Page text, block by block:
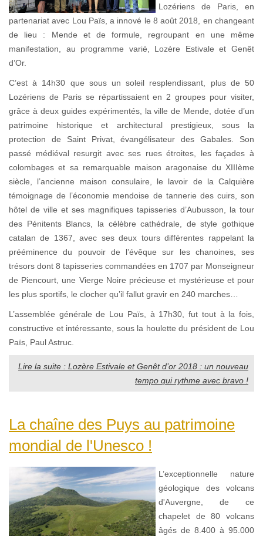
Lozériens de Paris, en
partenariat avec Lou Païs, a innové le 8 août 2018, en changeant
de lieu : Mende et de formule, regroupant en une même
manifestation, au programme varié, Lozère Estivale et Genêt
d’Or.
C’est à 14h30 que sous un soleil resplendissant, plus de 50
Lozériens de Paris se répartissaient en 2 groupes pour visiter,
grâce à deux guides expérimentés, la ville de Mende, dotée d’un
patrimoine historique et architectural prestigieux, sous la
protection de Saint Privat, évangélisateur des Gabales. Son
passé médiéval resurgit avec ses rues étroites, les façades à
colombages et sa remarquable maison aragonaise du XIIIème
siècle, l’ancienne maison consulaire, le lavoir de la Calquière
témoignage de l’économie mendoise de tannerie des cuirs, son
hôtel de ville et ses magnifiques tapisseries d’Aubusson, la tour
des Pénitents Blancs, la célèbre cathédrale, de style gothique
catalan de 1367, avec ses deux tours différentes rappelant la
prééminence du pouvoir de l’évêque sur les chanoines, ses
trésors dont 8 tapisseries commandées en 1707 par Monseigneur
de Piencourt, une Vierge Noire précieuse et mystérieuse et pour
les plus sportifs, le clocher qu’il fallut gravir en 240 marches…
L’assemblée générale de Lou Païs, à 17h30, fut tout à la fois,
constructive et intéressante, sous la houlette du président de Lou
Païs, Paul Astruc.
Lire la suite : Lozère Estivale et Genêt d’or 2018 : un nouveau
tempo qui rythme avec bravo !
La chaîne des Puys au patrimoine
mondial de l'Unesco !
L’exceptionnelle nature
géologique des volcans
d'Auvergne, de ce
chapelet de 80 volcans
âgés de 8.400 à 95.000